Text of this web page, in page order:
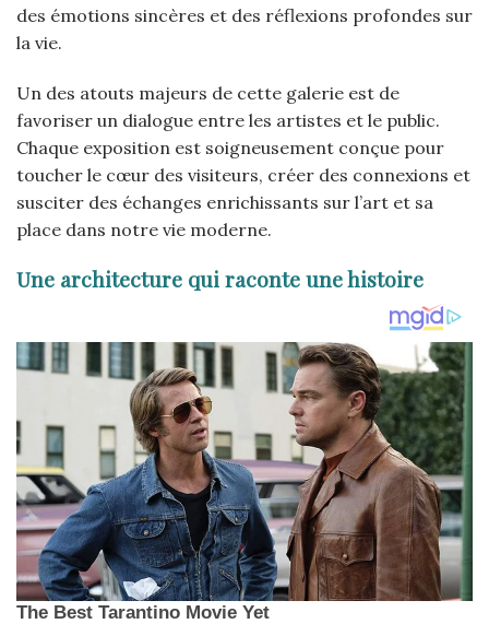
des émotions sincères et des réflexions profondes sur
la vie.
Un des atouts majeurs de cette galerie est de
favoriser un dialogue entre les artistes et le public.
Chaque exposition est soigneusement conçue pour
toucher le cœur des visiteurs, créer des connexions et
susciter des échanges enrichissants sur l’art et sa
place dans notre vie moderne.
Une architecture qui raconte une histoire